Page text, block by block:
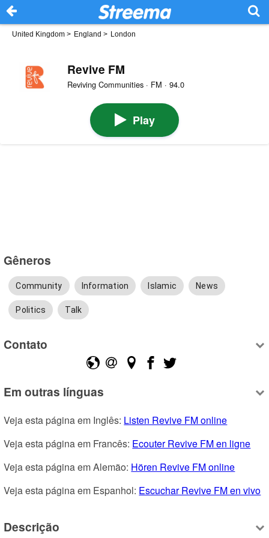
United Kingdom > England > London
Revive FM
Reviving Communities · FM · 94.0
Play
Gêneros
Community Information Islamic News
Politics Talk
Contato
Em outras línguas
Veja esta página em Inglês: Listen Revive FM online
Veja esta página em Francês: Ecouter Revive FM en ligne
Veja esta página em Alemão: Hören Revive FM online
Veja esta página em Espanhol: Escuchar Revive FM en vivo
Descrição